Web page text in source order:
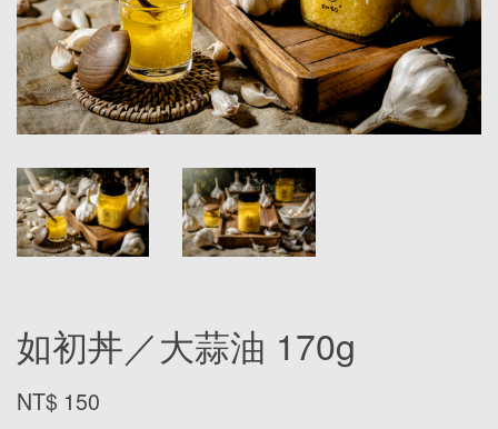
如初丼／大蒜油 170g
NT$ 150